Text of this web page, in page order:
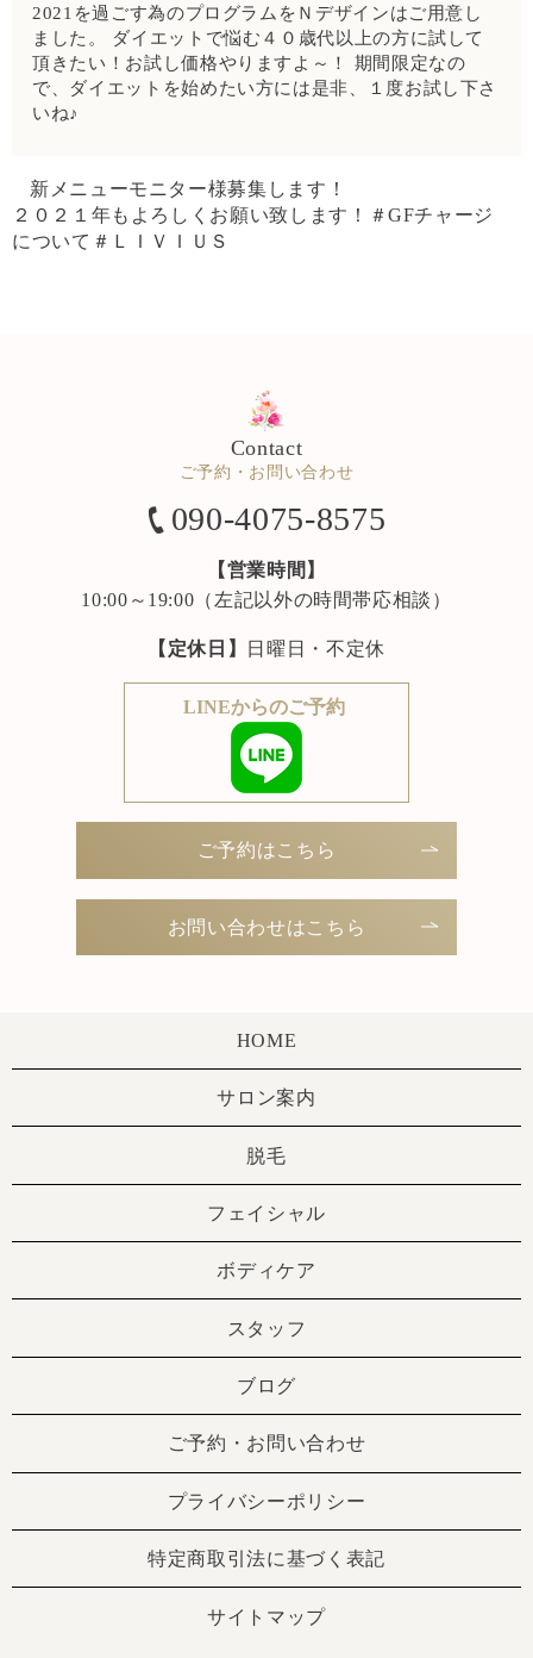
2021を過ごす為のプログラムをＮデザインはご用意し
ました。 ダイエットで悩む４０歳代以上の方に試して
頂きたい！お試し価格やりますよ～！ 期間限定なの
で、ダイエットを始めたい方には是非、１度お試し下さ
いね♪
新メニューモニター様募集します！
２０２１年もよろしくお願い致します！＃GFチャージ
について＃ＬＩＶＩＵＳ
Contact
ご予約・お問い合わせ
090-4075-8575
【営業時間】
10:00～19:00（左記以外の時間帯応相談）
【定休日】 日曜日・不定休
LINEからのご予約
ご予約はこちら
お問い合わせはこちら
HOME
サロン案内
脱毛
フェイシャル
ボディケア
スタッフ
ブログ
ご予約・お問い合わせ
プライバシーポリシー
特定商取引法に基づく表記
サイトマップ